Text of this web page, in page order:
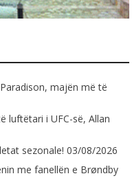
majën më të
luftëtari i UFC-së, Allan
sezonale! 03/08/2026
me fanellën e Brøndby